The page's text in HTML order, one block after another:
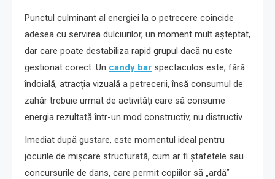
Punctul culminant al energiei la o petrecere coincide
adesea cu servirea dulciurilor, un moment mult așteptat,
dar care poate destabiliza rapid grupul dacă nu este
gestionat corect. Un candy bar spectaculos este, fără
îndoială, atracția vizuală a petrecerii, însă consumul de
zahăr trebuie urmat de activități care să consume
energia rezultată într-un mod constructiv, nu distructiv.
Imediat după gustare, este momentul ideal pentru
jocurile de mișcare structurată, cum ar fi ștafetele sau
concursurile de dans, care permit copiilor să „ardă”